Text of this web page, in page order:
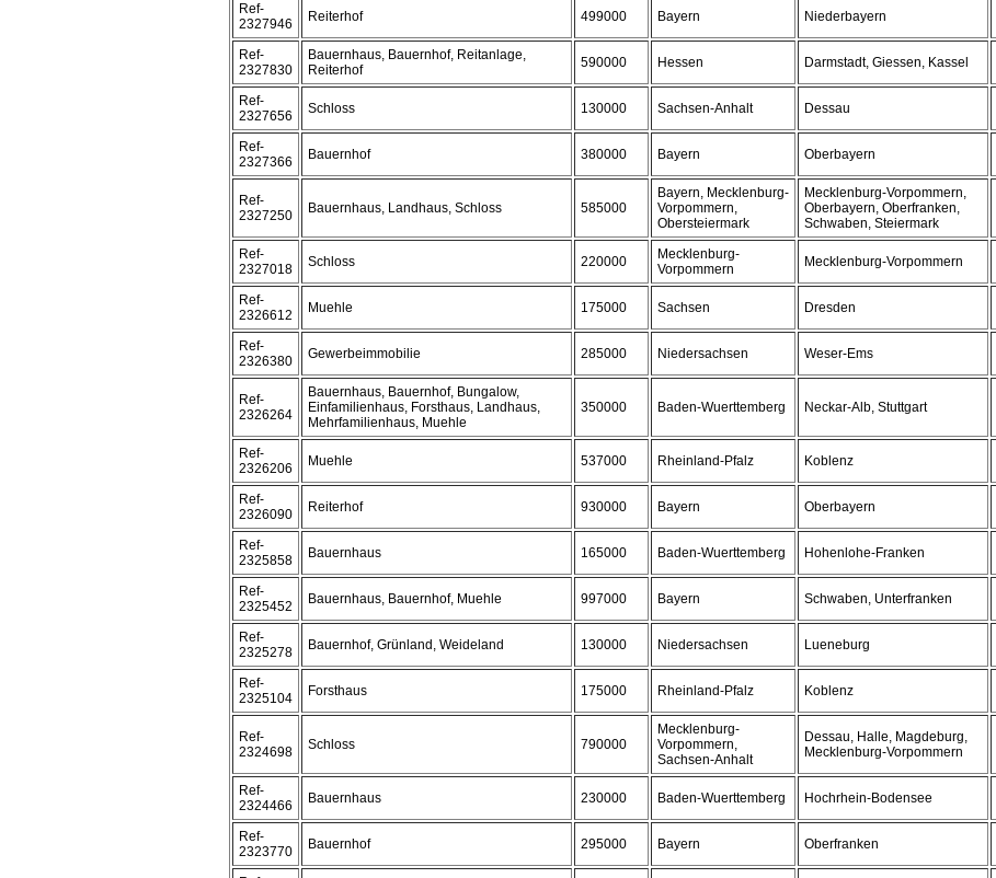
Ref-
2327946
Reiterhof 499000 Bayern Niederbayern
Ref-
2327830
Bauernhaus, Bauernhof, Reitanlage,
Reiterhof
590000 Hessen Darmstadt, Giessen, Kassel
Ref-
2327656
Schloss 130000 Sachsen-Anhalt Dessau
Ref-
2327366
Bauernhof 380000 Bayern Oberbayern
Ref-
2327250
Bauernhaus, Landhaus, Schloss 585000
Bayern, Mecklenburg-
Vorpommern,
Obersteiermark
Mecklenburg-Vorpommern,
Oberbayern, Oberfranken,
Schwaben, Steiermark
Ref-
2327018
Schloss 220000
Mecklenburg-
Vorpommern
Mecklenburg-Vorpommern
Ref-
2326612
Muehle 175000 Sachsen Dresden
Ref-
2326380
Gewerbeimmobilie 285000 Niedersachsen Weser-Ems
Ref-
2326264
Bauernhaus, Bauernhof, Bungalow,
Einfamilienhaus, Forsthaus, Landhaus,
Mehrfamilienhaus, Muehle
350000 Baden-Wuerttemberg Neckar-Alb, Stuttgart
Ref-
2326206
Muehle 537000 Rheinland-Pfalz Koblenz
Ref-
2326090
Reiterhof 930000 Bayern Oberbayern
Ref-
2325858
Bauernhaus 165000 Baden-Wuerttemberg Hohenlohe-Franken
Ref-
2325452
Bauernhaus, Bauernhof, Muehle 997000 Bayern Schwaben, Unterfranken
Ref-
2325278
Bauernhof, Grünland, Weideland 130000 Niedersachsen Lueneburg
Ref-
2325104
Forsthaus 175000 Rheinland-Pfalz Koblenz
Ref-
2324698
Schloss 790000
Mecklenburg-
Vorpommern,
Sachsen-Anhalt
Dessau, Halle, Magdeburg,
Mecklenburg-Vorpommern
Ref-
2324466
Bauernhaus 230000 Baden-Wuerttemberg Hochrhein-Bodensee
Ref-
2323770
Bauernhof 295000 Bayern Oberfranken